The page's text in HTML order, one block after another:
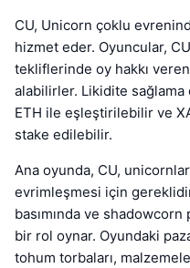
CU, Unicorn çoklu
hizmet eder. Oyuncular,
tekliflerinde oy hakkı
alabilirler. Likidite
ETH ile eşleştirilebilir ve
stake edilebilir.
Ana oyunda, CU,
evrimleşmesi için
basımında ve
bir rol oynar. Oyundaki
tohum torbaları,